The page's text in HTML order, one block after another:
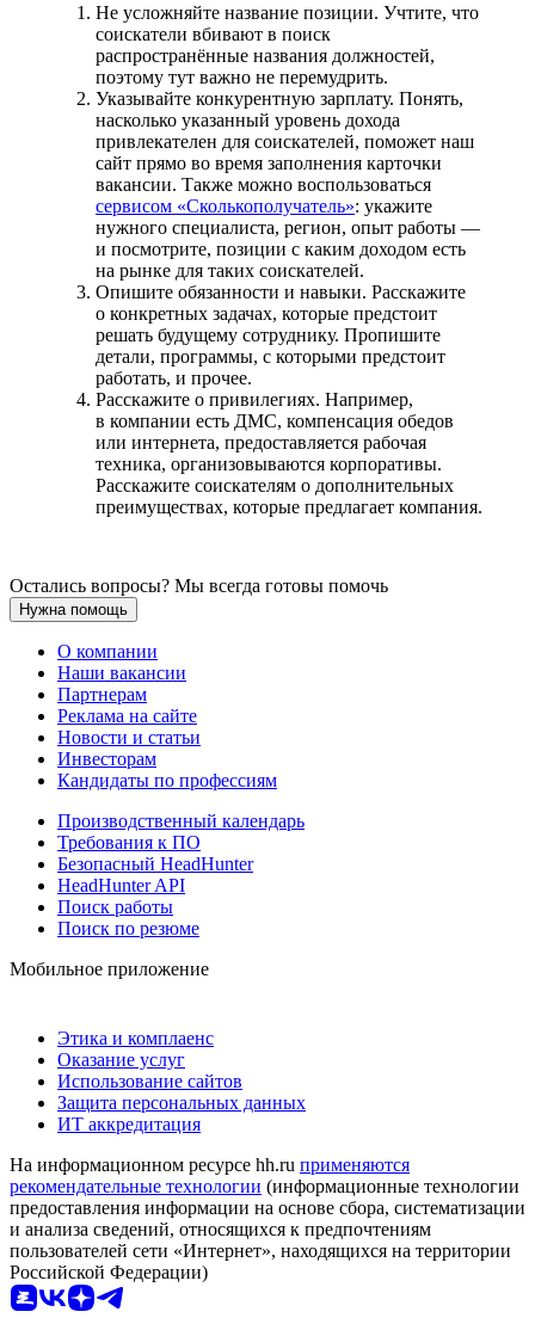
Не усложняйте название позиции. Учтите, что
соискатели вбивают в поиск
распространённые названия должностей,
поэтому тут важно не перемудрить.
Указывайте конкурентную зарплату. Понять,
насколько указанный уровень дохода
привлекателен для соискателей, поможет наш
сайт прямо во время заполнения карточки
вакансии. Также можно воспользоваться
сервисом «Сколькополучатель»: укажите
нужного специалиста, регион, опыт работы —
и посмотрите, позиции с каким доходом есть
на рынке для таких соискателей.
Опишите обязанности и навыки. Расскажите
о конкретных задачах, которые предстоит
решать будущему сотруднику. Пропишите
детали, программы, с которыми предстоит
работать, и прочее.
Расскажите о привилегиях. Например,
в компании есть ДМС, компенсация обедов
или интернета, предоставляется рабочая
техника, организовываются корпоративы.
Расскажите соискателям о дополнительных
преимуществах, которые предлагает компания.
Остались вопросы? Мы всегда готовы помочь
Нужна помощь
О компании
Наши вакансии
Партнерам
Реклама на сайте
Новости и статьи
Инвесторам
Кандидаты по профессиям
Производственный календарь
Требования к ПО
Безопасный HeadHunter
HeadHunter API
Поиск работы
Поиск по резюме
Мобильное приложение
Этика и комплаенс
Оказание услуг
Использование сайтов
Защита персональных данных
ИТ аккредитация
На информационном ресурсе hh.ru применяются
рекомендательные технологии (информационные технологии
предоставления информации на основе сбора, систематизации
и анализа сведений, относящихся к предпочтениям
пользователей сети «Интернет», находящихся на территории
Российской Федерации)